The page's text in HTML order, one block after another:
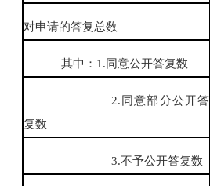
对申请的答复总数
其中：1.同意公开答复数
2.同意部分公开答
复数
3.不予公开答复数